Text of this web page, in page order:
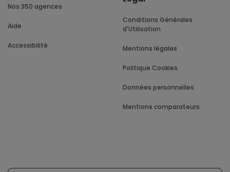
Nos 350 agences
Aide
Accessibilité
Conditions Générales
d'Utilisation
Mentions légales
Politique Cookies
Données personnelles
Mentions comparateurs